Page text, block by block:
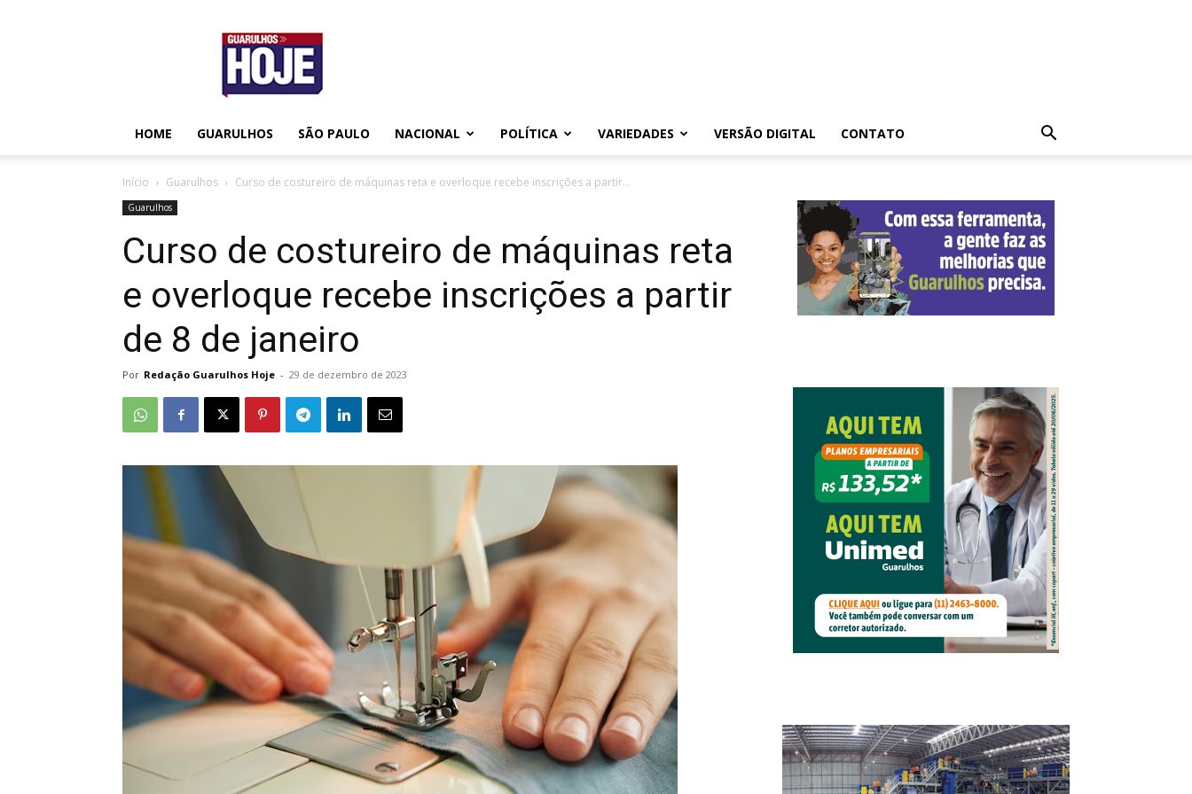
Guarulhos
Hoje
HOME GUARULHOS SÃO PAULO NACIONAL POLÍTICA VARIEDADES VERSÃO DIGITAL CONTATO
Início Guarulhos Curso de costureiro de máquinas reta e overloque recebe inscrições a partir...
Guarulhos
Curso de costureiro de máquinas reta
e overloque recebe inscrições a partir
de 8 de janeiro
Por Redação Guarulhos Hoje - 29 de dezembro de 2023